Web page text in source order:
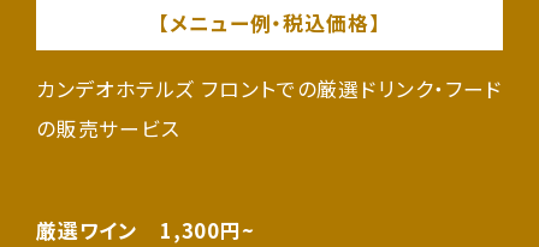
【メニュー例・税込価格】
カンデオホテルズ フロントでの厳選ドリンク・フード
の販売サービス
厳選ワイン 1,300円~